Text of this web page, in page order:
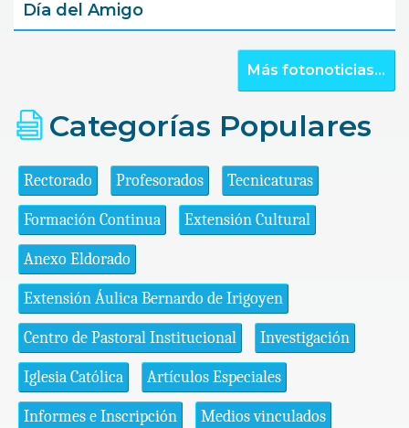
Día del Amigo
Más fotonoticias...
Categorías Populares
Rectorado Profesorados Tecnicaturas
Formación Continua Extensión Cultural
Anexo Eldorado
Extensión Áulica Bernardo de Irigoyen
Centro de Pastoral Institucional Investigación
Iglesia Católica Artículos Especiales
Informes e Inscripción Medios vinculados